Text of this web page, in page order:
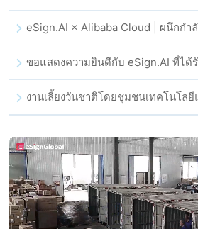
งานเลี้ยงวันชาติโดยชุมชนเทคโนโล